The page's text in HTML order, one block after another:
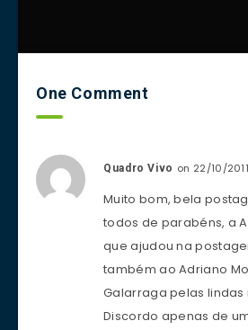
One Comment
Quadro Vivo on 22/10/2011
Muito bom, bela
todos de parabéns, a
que ajudou na
também ao Adriano
Galarraga pelas
Discordo apenas de